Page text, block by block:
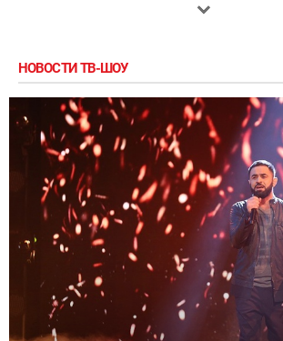
НОВОСТИ ТВ-ШОУ